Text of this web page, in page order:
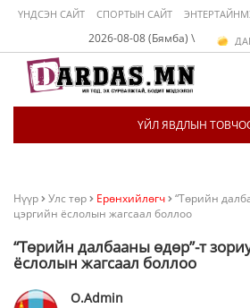
ҮНДСЭН САЙТ СПОРТЫН САЙТ
2026-08-08 (Бямба) \
ҮЙЛ ЯВДЛЫН
Нүүр Улс төр Ерөнхийлөгч
“Төрийн
цэргийн ёслолын жагсаал боллоо
“Төрийн далбааны өдөр”-т
ёслолын жагсаал боллоо
O.Admin